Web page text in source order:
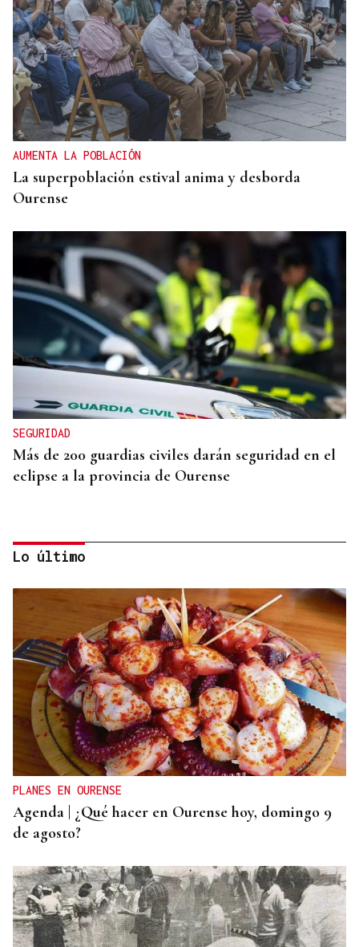
AUMENTA LA POBLACIÓN
La superpoblación estival anima y desborda
Ourense
SEGURIDAD
Más de 200 guardias civiles darán seguridad en el
eclipse a la provincia de Ourense
PRIMER AÑO
El servicio de Anatomía Patológica del CHUO, el
lugar donde se pone nombre y apellidos al cáncer
Lo último
PLANES EN OURENSE
Agenda | ¿Qué hacer en Ourense hoy, domingo 9
de agosto?